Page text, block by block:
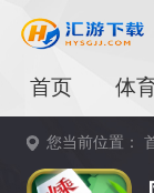
首页 体
您当前位置：